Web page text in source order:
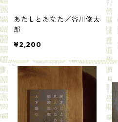
あたしとあなた／谷川俊太
郎
¥2,200